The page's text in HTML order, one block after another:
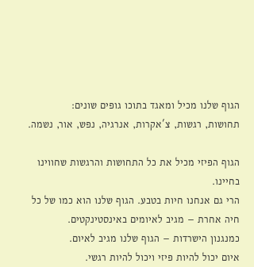
הגוף שלנו מכיל ומאגד בתוכו גופים שונים:
תחושות, רגשות, צ'אקרות, אנרגיה, נפש, אור, נשמה.
הגוף הפיזי מכיל את כל התחושות והרגשות שחווינו
בחיינו.
הרי גם אנחנו חיות בטבע. הגוף שלנו הוא כמו של כל
חיה אחרת – מגיב לאיומים באינסטינקטים.
כמנגנון הישרדות – הגוף שלנו מגיב לאיום.
איום יכול להיות פיזי ויכול להיות רגשי.